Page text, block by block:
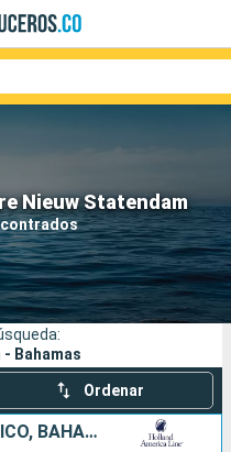
Nieuw Statendam
Buscar
Bahamas
Ordenar
ESTADOS UNIDOS, PUERTO RICO, BAHAMAS